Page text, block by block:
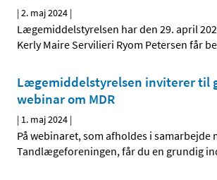
|2. maj 2024 |
Lægemiddelstyrelsen har den 29. april
Kerly Maire Servilieri Ryom Petersen får
Lægemiddelstyrelsen inviterer til
webinar om MDR
| 1. maj 2024 |
På webinaret, som afholdes i samarbejde
Tandlægeforeningen, får du en grundig